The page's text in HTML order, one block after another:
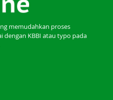
memudahkan proses
dengan KBBI atau typo pada